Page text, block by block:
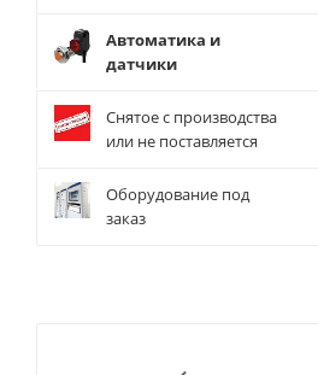
Автоматика и
датчики
Снятое с производства
или не поставляется
Оборудование под
заказ